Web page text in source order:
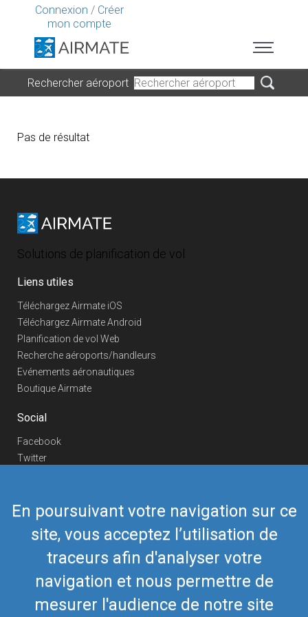
Connexion / Créer
mon compte
En poursuivant votre navigation sur ce
site, vous acceptez l’utilisation de
traceurs afin d'analyser votre
navigation et nous permettre de
mesurer l'audience de notre site
Rechercher aéroport
Pas de résultat
Solutions de planification de vol
Liens utiles
Téléchargez Airmate iOS
Téléchargez Airmate Android
Planification de vol Web
Recherche aéroports/handleurs
Evénements aéronautiques
Boutique Airmate
Social
Facebook
Twitter
Telegram
Nous contacter
Téléphone Europe +352 26441835
Téléphone US/Canada
418-592-8862
airmate@airmate.aero
(c) Myriel Aviation SA